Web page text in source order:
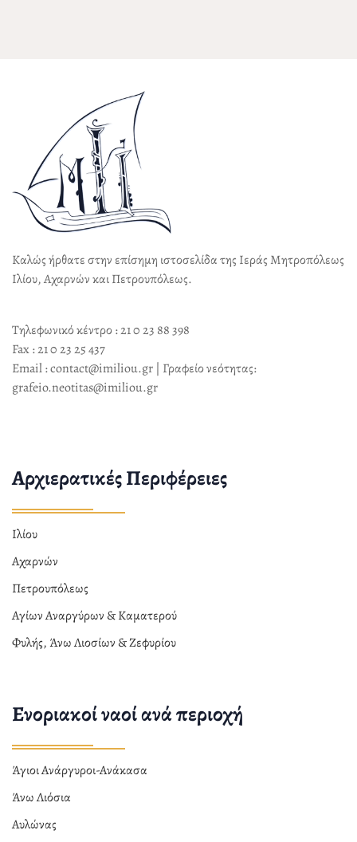
Καλώς ήρθατε στην επίσημη ιστοσελίδα της Ιεράς Μητροπόλεως
Ιλίου, Αχαρνών και Πετρουπόλεως.
Τηλεφωνικό κέντρο : 21 0 23 88 398
Fax : 21 0 23 25 437
Email : contact@imiliou.gr | Γραφείο νεότητας:
grafeio.neotitas@imiliou.gr
Αρχιερατικές Περιφέρειες
Ιλίου
Αχαρνών
Πετρουπόλεως
Αγίων Αναργύρων & Καματερού
Φυλής, Άνω Λιοσίων & Ζεφυρίου
Ενοριακοί ναοί ανά περιοχή
Άγιοι Ανάργυροι-Ανάκασα
Άνω Λιόσια
Αυλώνας